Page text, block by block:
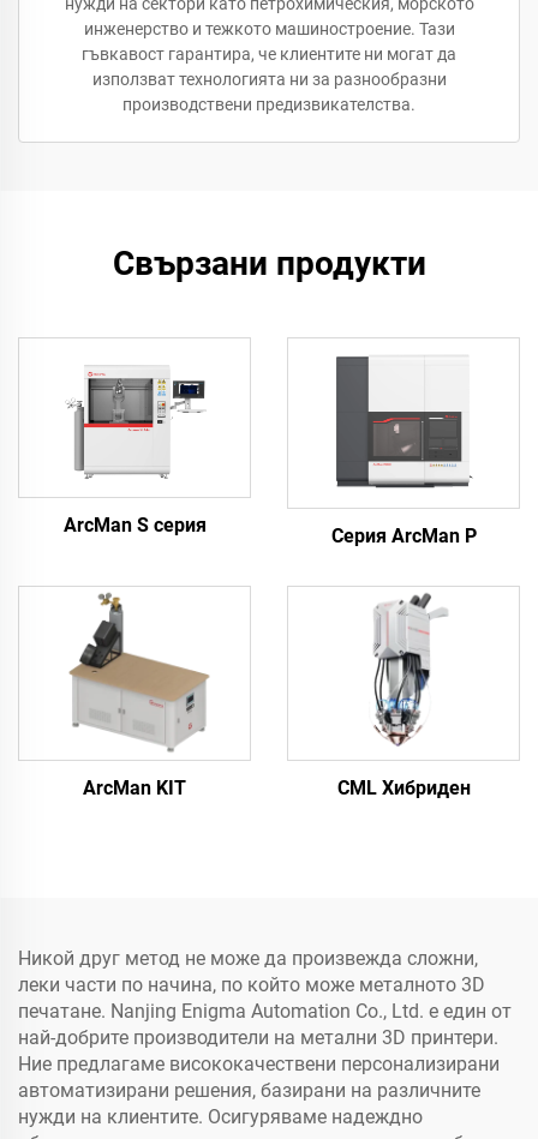
нужди на сектори като петрохимическия, морското
инженерство и тежкото машиностроение. Тази
гъвкавост гарантира, че клиентите ни могат да
използват технологията ни за разнообразни
производствени предизвикателства.
Свързани продукти
ArcMan S серия Серия ArcMan P
ArcMan KIT CML Хибриден
Никой друг метод не може да произвежда сложни,
леки части по начина, по който може металното 3D
печатане. Nanjing Enigma Automation Co., Ltd. е един от
най-добрите производители на метални 3D принтери.
Ние предлагаме висококачествени персонализирани
автоматизирани решения, базирани на различните
нужди на клиентите. Осигуряваме надеждно